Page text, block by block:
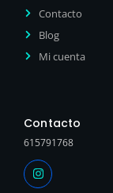
Contacto
Blog
Mi cuenta
Contacto
615791768